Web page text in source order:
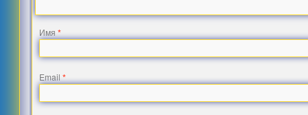
Имя*
Email*